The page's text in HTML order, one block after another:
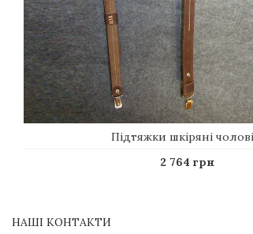
Підтяжки шкіряні
2 764 грн
НАШІ КОНТАКТИ